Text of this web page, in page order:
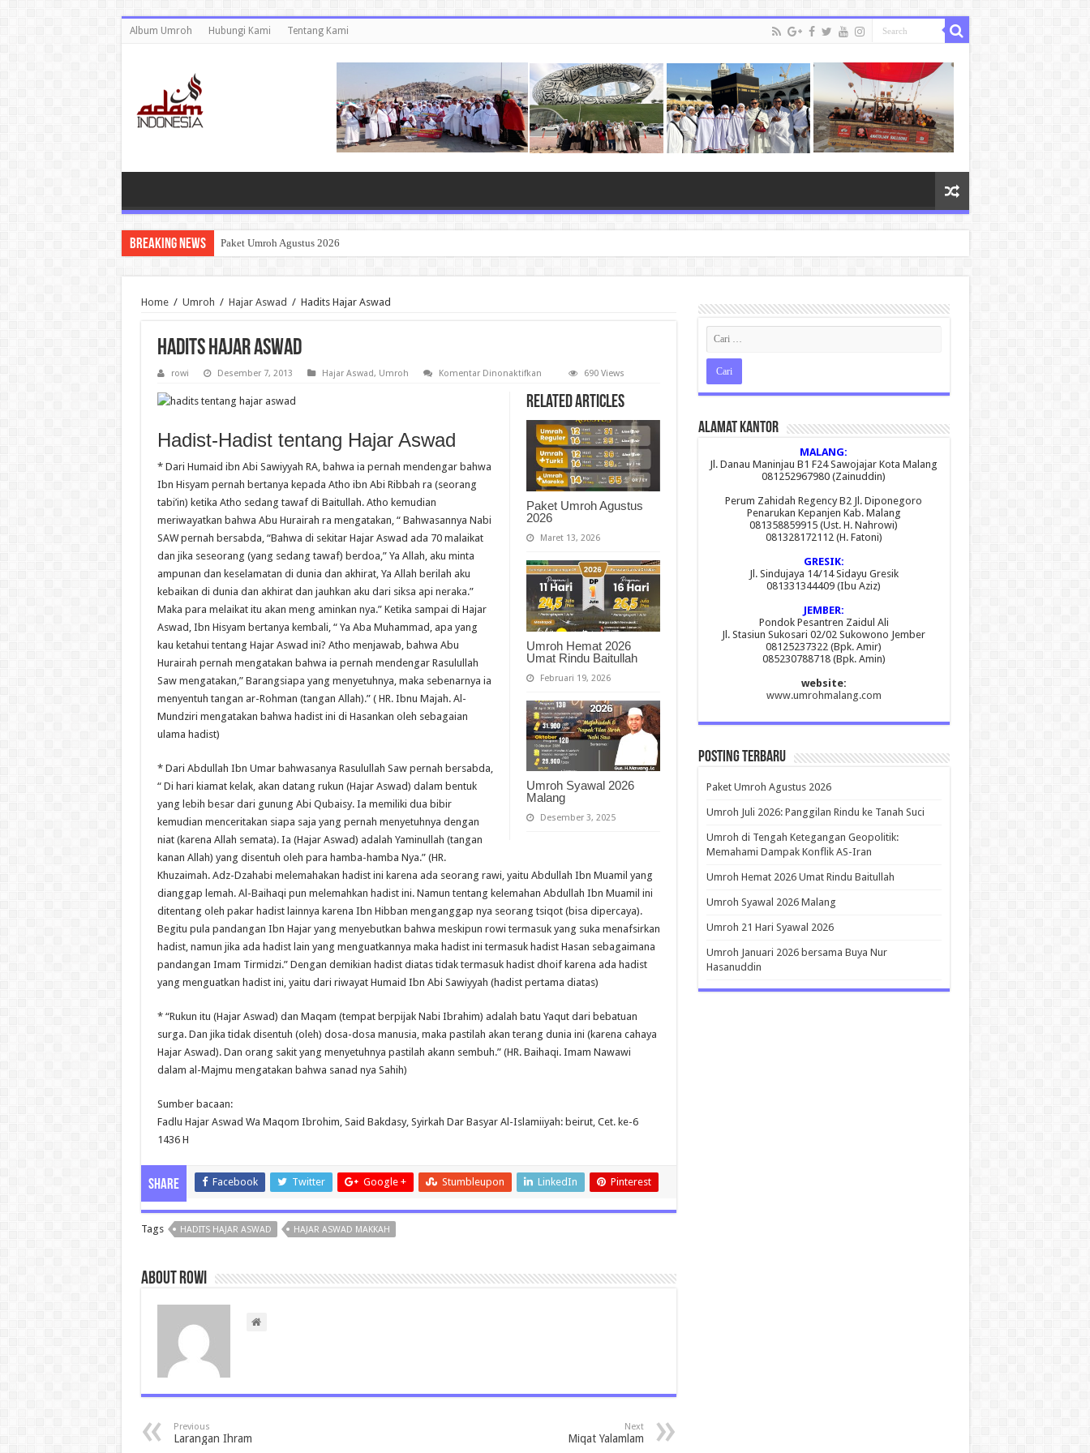
Album Umroh Hubungi Kami Tentang Kami
Breaking News Paket Umroh Agustus 2026
Home / Umroh / Hajar Aswad / Hadits Hajar Aswad
Hadits Hajar Aswad
rowi Desember 7, 2013 Hajar Aswad, Umroh Komentar Dinonaktifkanpada
Hajar
Aswad
690 Views
Related Articles
Paket Umroh Agustus
2026
Maret 13, 2026
Umroh Hemat 2026
Umat Rindu Baitullah
Februari 19, 2026
Umroh Syawal 2026
Malang
Desember 3, 2025
Hadist-Hadist tentang Hajar Aswad
* Dari Humaid ibn Abi Sawiyyah RA, bahwa ia pernah mendengar bahwa
Ibn Hisyam pernah bertanya kepada Atho ibn Abi Ribbah ra (seorang
tabi’in) ketika Atho sedang tawaf di Baitullah. Atho kemudian
meriwayatkan bahwa Abu Hurairah ra mengatakan, “ Bahwasannya Nabi
SAW pernah bersabda, “Bahwa di sekitar Hajar Aswad ada 70 malaikat
dan jika seseorang (yang sedang tawaf) berdoa,” Ya Allah, aku minta
ampunan dan keselamatan di dunia dan akhirat, Ya Allah berilah aku
kebaikan di dunia dan akhirat dan jauhkan aku dari siksa api neraka.”
Maka para melaikat itu akan meng aminkan nya.” Ketika sampai di Hajar
Aswad, Ibn Hisyam bertanya kembali, “ Ya Aba Muhammad, apa yang
kau ketahui tentang Hajar Aswad ini? Atho menjawab, bahwa Abu
Hurairah pernah mengatakan bahwa ia pernah mendengar Rasulullah
Saw mengatakan,” Barangsiapa yang menyetuhnya, maka sebenarnya ia
menyentuh tangan ar-Rohman (tangan Allah).” ( HR. Ibnu Majah. Al-
Mundziri mengatakan bahwa hadist ini di Hasankan oleh sebagaian
ulama hadist)
* Dari Abdullah Ibn Umar bahwasanya Rasulullah Saw pernah bersabda,
“ Di hari kiamat kelak, akan datang rukun (Hajar Aswad) dalam bentuk
yang lebih besar dari gunung Abi Qubaisy. Ia memiliki dua bibir
kemudian menceritakan siapa saja yang pernah menyetuhnya dengan
niat (karena Allah semata). Ia (Hajar Aswad) adalah Yaminullah (tangan
kanan Allah) yang disentuh oleh para hamba-hamba Nya.” (HR.
Khuzaimah. Adz-Dzahabi melemahakan hadist ini karena ada seorang rawi, yaitu Abdullah Ibn Muamil yang
dianggap lemah. Al-Baihaqi pun melemahkan hadist ini. Namun tentang kelemahan Abdullah Ibn Muamil ini
ditentang oleh pakar hadist lainnya karena Ibn Hibban menganggap nya seorang tsiqot (bisa dipercaya).
Begitu pula pandangan Ibn Hajar yang menyebutkan bahwa meskipun rowi termasuk yang suka menafsirkan
hadist, namun jika ada hadist lain yang menguatkannya maka hadist ini termasuk hadist Hasan sebagaimana
pandangan Imam Tirmidzi.” Dengan demikian hadist diatas tidak termasuk hadist dhoif karena ada hadist
yang menguatkan hadist ini, yaitu dari riwayat Humaid Ibn Abi Sawiyyah (hadist pertama diatas)
* “Rukun itu (Hajar Aswad) dan Maqam (tempat berpijak Nabi Ibrahim) adalah batu Yaqut dari bebatuan
surga. Dan jika tidak disentuh (oleh) dosa-dosa manusia, maka pastilah akan terang dunia ini (karena cahaya
Hajar Aswad). Dan orang sakit yang menyetuhnya pastilah akann sembuh.” (HR. Baihaqi. Imam Nawawi
dalam al-Majmu mengatakan bahwa sanad nya Sahih)
Sumber bacaan:
Fadlu Hajar Aswad Wa Maqom Ibrohim, Said Bakdasy, Syirkah Dar Basyar Al-Islamiiyah: beirut, Cet. ke-6
1436 H
Share Facebook Twitter Google + Stumbleupon LinkedIn Pinterest
Tags HADITS HAJAR ASWAD HAJAR ASWAD MAKKAH
About rowi
Previous
Larangan Ihram
Next
Miqat Yalamlam
Alamat Kantor
MALANG:
Jl. Danau Maninjau B1 F24 Sawojajar Kota Malang
081252967980 (Zainuddin)
Perum Zahidah Regency B2 Jl. Diponegoro
Penarukan Kepanjen Kab. Malang
081358859915 (Ust. H. Nahrowi)
081328172112 (H. Fatoni)
GRESIK:
Jl. Sindujaya 14/14 Sidayu Gresik
081331344409 (Ibu Aziz)
JEMBER:
Pondok Pesantren Zaidul Ali
Jl. Stasiun Sukosari 02/02 Sukowono Jember
08125237322 (Bpk. Amir)
085230788718 (Bpk. Amin)
website:
www.umrohmalang.com
Posting Terbaru
Paket Umroh Agustus 2026
Umroh Juli 2026: Panggilan Rindu ke Tanah Suci
Umroh di Tengah Ketegangan Geopolitik:
Memahami Dampak Konflik AS-Iran
Umroh Hemat 2026 Umat Rindu Baitullah
Umroh Syawal 2026 Malang
Umroh 21 Hari Syawal 2026
Umroh Januari 2026 bersama Buya Nur
Hasanuddin